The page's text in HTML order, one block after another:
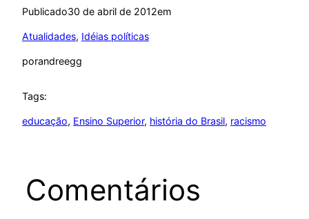
Publicado30 de abril de 2012em
Atualidades, Idéias políticas
porandreegg
Tags:
educação, Ensino Superior, história do Brasil, racismo
Comentários